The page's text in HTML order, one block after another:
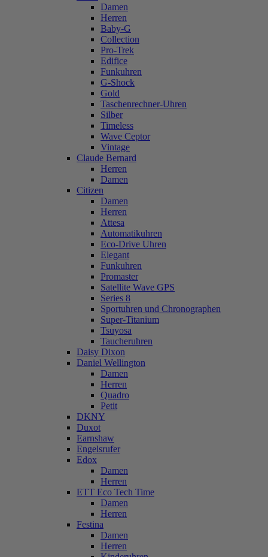
Damen
Herren
Baby-G
Collection
Pro-Trek
Edifice
Funkuhren
G-Shock
Gold
Taschenrechner-Uhren
Silber
Timeless
Wave Ceptor
Vintage
Claude Bernard
Herren
Damen
Citizen
Damen
Herren
Attesa
Automatikuhren
Eco-Drive Uhren
Elegant
Funkuhren
Promaster
Satellite Wave GPS
Series 8
Sportuhren und Chronographen
Super-Titanium
Tsuyosa
Taucheruhren
Daisy Dixon
Daniel Wellington
Damen
Herren
Quadro
Petit
DKNY
Duxot
Earnshaw
Engelsrufer
Edox
Damen
Herren
ETT Eco Tech Time
Damen
Herren
Festina
Damen
Herren